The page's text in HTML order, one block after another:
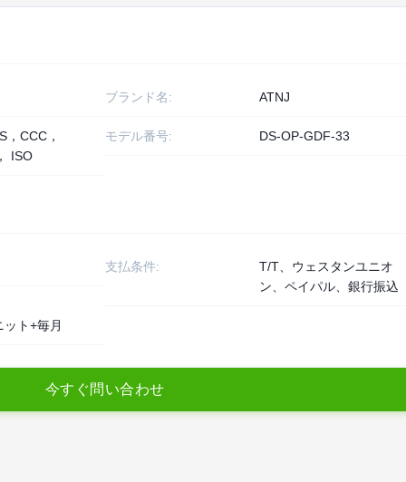
ブランド名: ATNJ
，CCC，
ISO
モデル番号: DS-OP-GDF-33
支払条件:
T/T、ウェスタンユニオ
ン、ペイパル、銀行振込
ット+毎月
今す ぐ問 い合わせ